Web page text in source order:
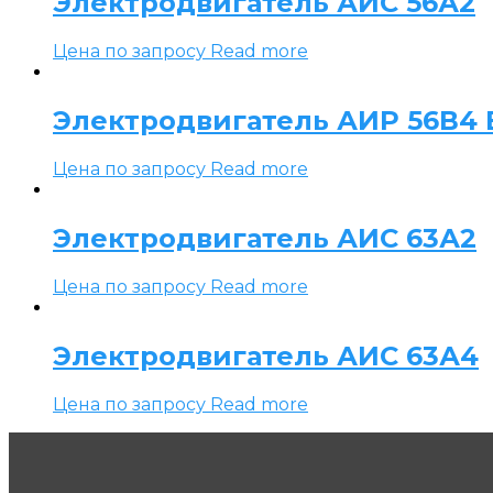
Цена по запросу Read more
Электродвигатель АИР 56В4
Цена по запросу Read more
Электродвигатель АИС 63А2
Цена по запросу Read more
Электродвигатель АИС 63А4
Цена по запросу Read more